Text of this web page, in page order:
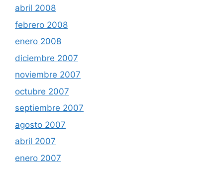
abril 2008
febrero 2008
enero 2008
diciembre 2007
noviembre 2007
octubre 2007
septiembre 2007
agosto 2007
abril 2007
enero 2007